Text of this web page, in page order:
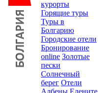
курорты
Горящие туры
Туры в
Болгарию
Городские отели
Бронирование
online Золотые
пески
Солнечный
берег Отели
Албены Елените